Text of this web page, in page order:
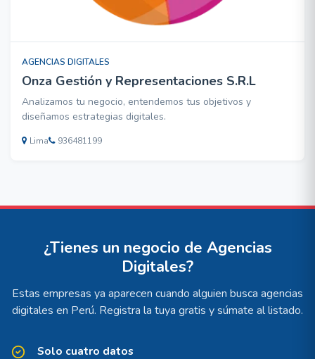
AGENCIAS DIGITALES
Onza Gestión y Representaciones S.R.L
Analizamos tu negocio, entendemos tus objetivos y
diseñamos estrategias digitales.
Lima 936481199
¿Tienes un negocio de Agencias
Digitales?
Estas empresas ya aparecen cuando alguien busca agencias
digitales en Perú. Registra la tuya gratis y súmate al listado.
Solo cuatro datos